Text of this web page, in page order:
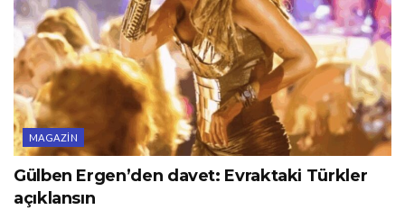
MAGAZIN
Gülben Ergen’den davet: Evraktaki Türkler
açıklansın